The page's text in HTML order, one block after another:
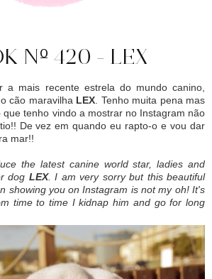
Nº 420 - LEX
a mais recente estrela do mundo canino,
cão maravilhaLEX. Tenho muita pena mas
tenho vindo a mostrar no Instagram não
De vez em quando eu rapto-o e vou dar
mar!!
the latest canine world star, ladies and
dog LEX. I am very sorry but this beautiful
showing you on Instagram is not my oh! It's
time to time I kidnap him and go for long